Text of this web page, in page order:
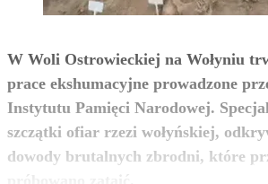
W Woli Ostrowieckiej na Wołyniu
prace ekshumacyjne prowadzone
Instytutu Pamięci Narodowej.
szczątki ofiar rzezi wołyńskiej,
dowody brutalnych zbrodni, które
zobacz